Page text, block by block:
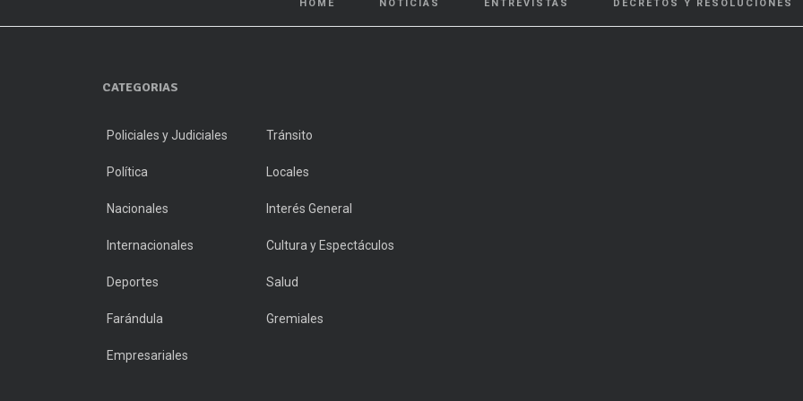
HOME NOTICIAS ENTREVISTAS DECRETOS Y RESOLUCIONES
CATEGORIAS
Policiales y Judiciales Tránsito
Política Locales
Nacionales Interés General
Internacionales Cultura y Espectáculos
Deportes Salud
Farándula Gremiales
Empresariales